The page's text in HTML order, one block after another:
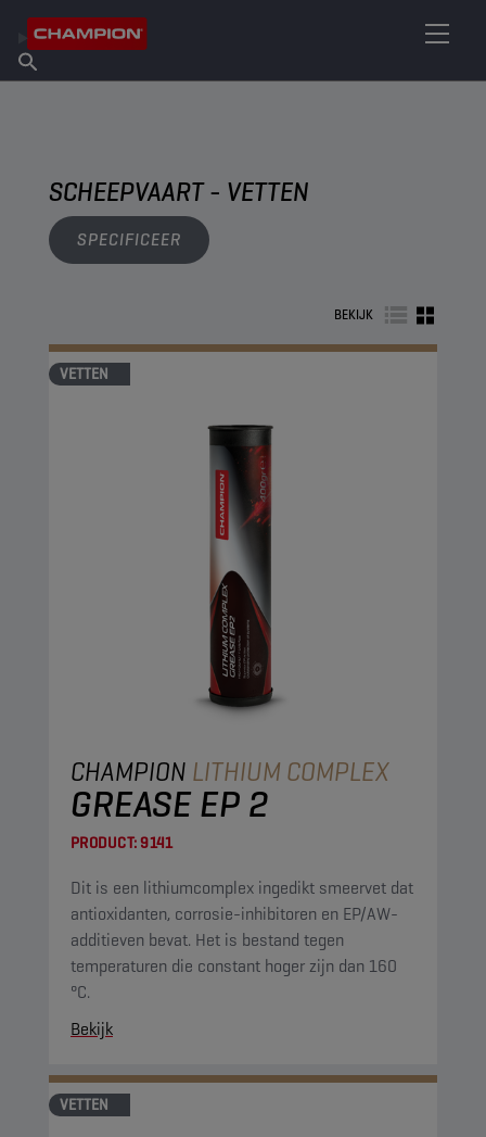
Over Champion
Vind een verkooppunt
SCHEEPVAART - VETTEN
SPECIFICEER
BEKIJK
VETTEN
CHAMPION LITHIUM COMPLEX
GREASE EP 2
PRODUCT:9141
Dit is een lithiumcomplex ingedikt smeervet dat
antioxidanten, corrosie-inhibitoren en EP/AW-
additieven bevat. Het is bestand tegen
temperaturen die constant hoger zijn dan 160
°C.
Bekijk
VETTEN